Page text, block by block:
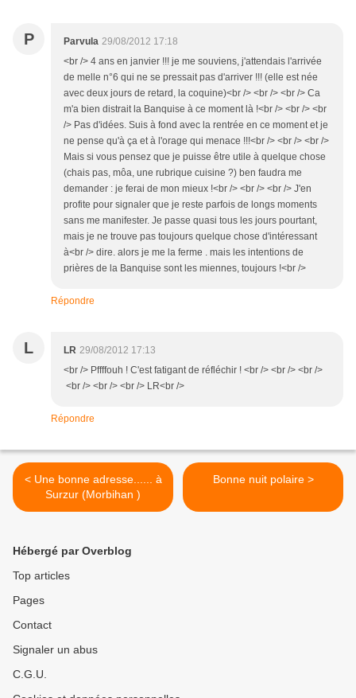
P Parvula 29/08/2012 17:18
<br /> 4 ans en janvier !!! je me souviens, j'attendais l'arrivée
de melle n°6 qui ne se pressait pas d'arriver !!! (elle est née
avec deux jours de retard, la coquine)<br /> <br /> <br /> Ca
m'a bien distrait la Banquise à ce moment là !<br /> <br /> <br
/> Pas d'idées. Suis à fond avec la rentrée en ce moment et je
ne pense qu'à ça et à l'orage qui menace !!!<br /> <br /> <br />
Mais si vous pensez que je puisse être utile à quelque chose
(chais pas, môa, une rubrique cuisine ?) ben faudra me
demander : je ferai de mon mieux !<br /> <br /> <br /> J'en
profite pour signaler que je reste parfois de longs moments
sans me manifester. Je passe quasi tous les jours pourtant,
mais je ne trouve pas toujours quelque chose d'intéressant
à<br /> dire. alors je me la ferme . mais les intentions de
prières de la Banquise sont les miennes, toujours !<br />
Répondre
L LR 29/08/2012 17:13
<br /> Pffffouh ! C'est fatigant de réfléchir ! <br /> <br /> <br />
<br /> <br /> <br /> LR<br />
Répondre
< Une bonne adresse...... à
Surzur (Morbihan )
Bonne nuit polaire >
Hébergé par Overblog
Top articles
Pages
Contact
Signaler un abus
C.G.U.